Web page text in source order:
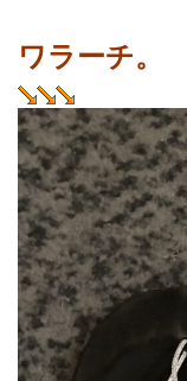
ワラーチ。